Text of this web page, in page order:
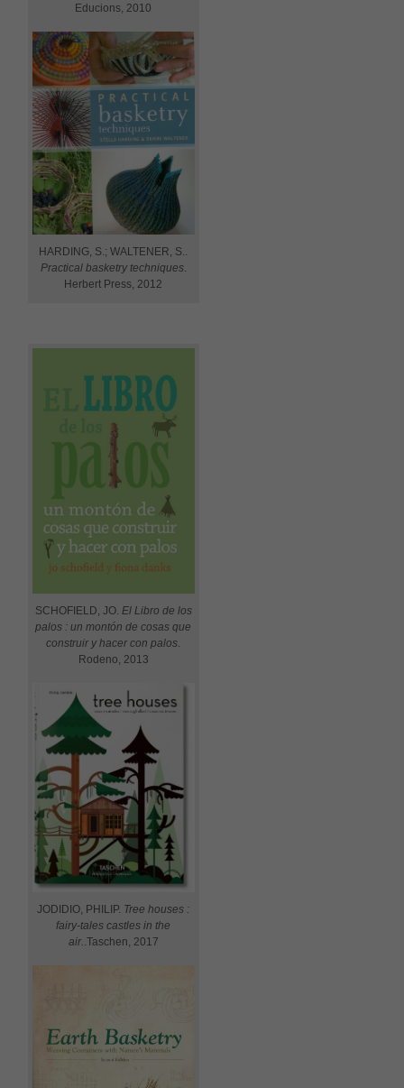
Educions, 2010
HARDING, S.; WALTENER, S..
Practical basketry techniques.
Herbert Press, 2012
SCHOFIELD, JO. El Libro de los
palos : un montón de cosas que
construir y hacer con palos
Rodeno, 2013
JODIDIO, PHILIP. Tree houses :
fairy-tales castles in the
air..Taschen, 2017